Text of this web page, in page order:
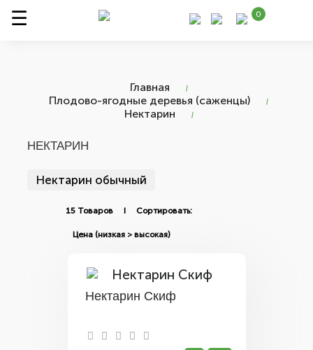
0
Главная
Плодово-ягодные деревья (саженцы)
Нектарин
НЕКТАРИН
Нектарин обычный
15 Товаров I Сортировать:
Нектарин Скиф